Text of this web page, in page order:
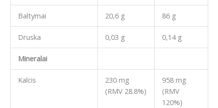
Baltymai 20,6 g 86 g
Druska 0,03 g 0,14 g
Mineralai
Kalcis
230 mg
(RMV 28.8%)
958 mg
(RMV
120%)